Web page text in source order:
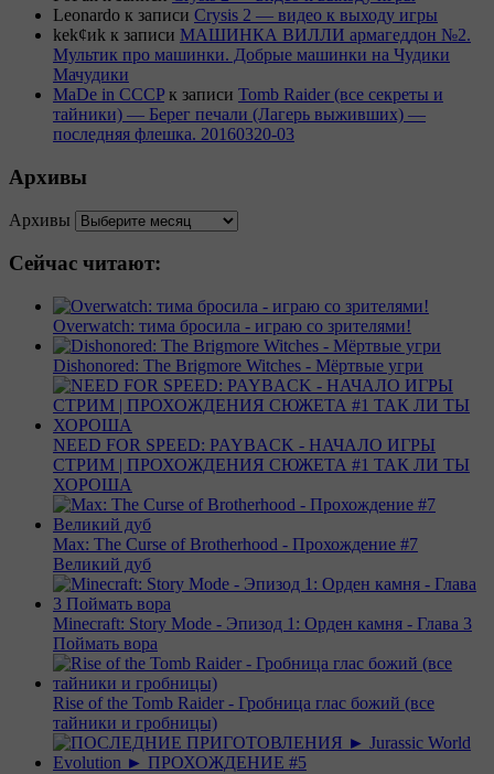
Leonardo к записи Crysis 2 — видео к выходу игры
kek¢иk к записи МАШИНКА ВИЛЛИ армагеддон №2.
Мультик про машинки. Добрые машинки на Чудики
Мачудики
MaDe in CCCP к записи Tomb Raider (все секреты и
тайники) — Берег печали (Лагерь выживших) —
последняя флешка. 20160320-03
Архивы
Архивы
Сейчас читают:
Overwatch: тима бросила - играю со зрителями!
Dishonored: The Brigmore Witches - Мёртвые угри
NEED FOR SPEED: PAYBACK - НАЧАЛО ИГРЫ
СТРИМ | ПРОХОЖДЕНИЯ СЮЖЕТА #1 ТАК ЛИ ТЫ
ХОРОША
Max: The Curse of Brotherhood - Прохождение #7
Великий дуб
Minecraft: Story Mode - Эпизод 1: Орден камня - Глава 3
Поймать вора
Rise of the Tomb Raider - Гробница глас божий (все
тайники и гробницы)